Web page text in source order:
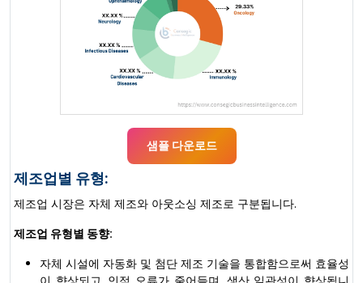
샘플 다운로드
제조업별 유형:
제조업 시장은 자체 제조와 아웃소싱 제조로 구분됩니다.
제조업 유형별 동향:
자체 시설에 자동화 및 첨단 제조 기술을 통합함으로써 효율성